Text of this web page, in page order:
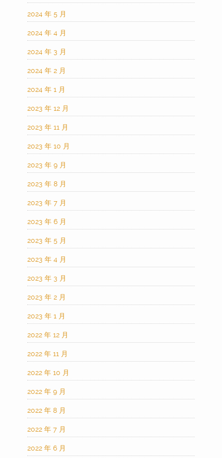
2024 年 5 月
2024 年 4 月
2024 年 3 月
2024 年 2 月
2024 年 1 月
2023 年 12 月
2023 年 11 月
2023 年 10 月
2023 年 9 月
2023 年 8 月
2023 年 7 月
2023 年 6 月
2023 年 5 月
2023 年 4 月
2023 年 3 月
2023 年 2 月
2023 年 1 月
2022 年 12 月
2022 年 11 月
2022 年 10 月
2022 年 9 月
2022 年 8 月
2022 年 7 月
2022 年 6 月